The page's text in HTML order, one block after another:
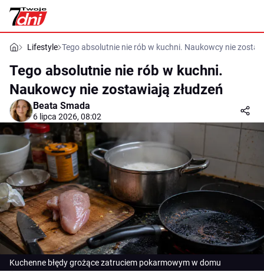
Lifestyle Tego absolutnie nie rób w kuchni. Naukowcy nie
Tego absolutnie nie rób w kuchni.
Naukowcy nie zostawiają złudzeń
Beata Smada
6 lipca 2026, 08:02
Kuchenne błędy grożące zatruciem pokarmowym w domu